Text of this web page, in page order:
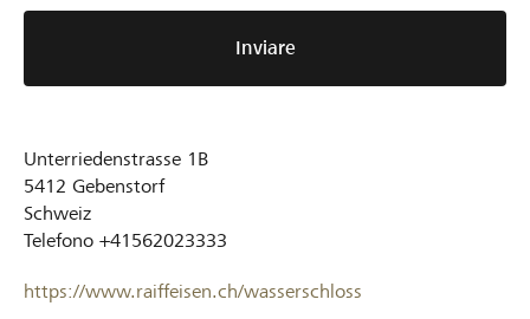
Inviare
Unterriedenstrasse 1B
5412 Gebenstorf
Schweiz
Telefono +41562023333
https://www.raiffeisen.ch/wasserschloss